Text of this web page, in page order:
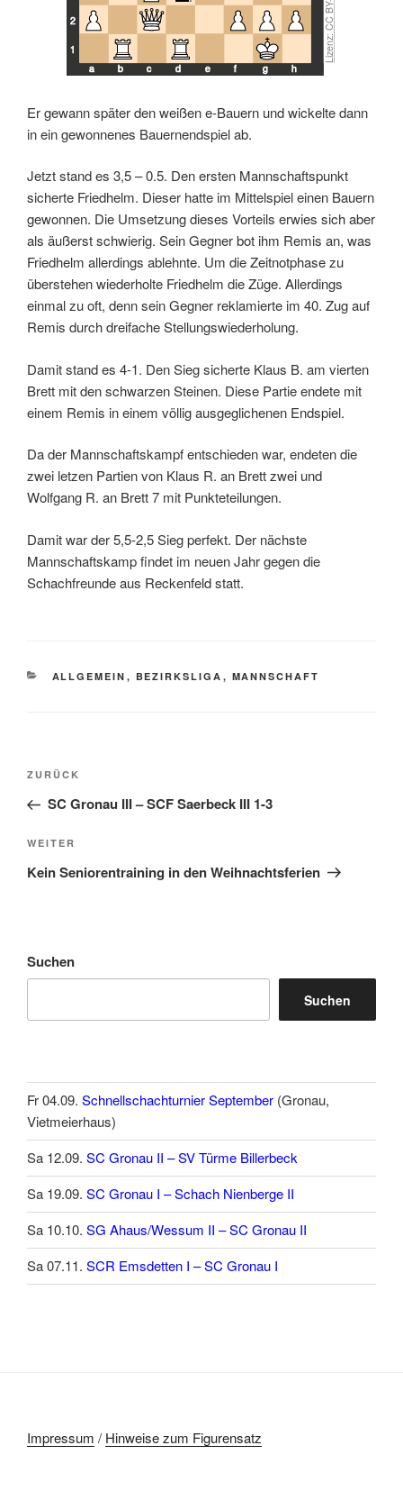
2
1
a
b c d e f g h
Er gewann später den weißen e-Bauern und wickelte dann
in ein gewonnenes Bauernendspiel ab.
Jetzt stand es 3,5 – 0.5. Den ersten Mannschaftspunkt
sicherte Friedhelm. Dieser hatte im Mittelspiel einen Bauern
gewonnen. Die Umsetzung dieses Vorteils erwies sich aber
als äußerst schwierig. Sein Gegner bot ihm Remis an, was
Friedhelm allerdings ablehnte. Um die Zeitnotphase zu
überstehen wiederholte Friedhelm die Züge. Allerdings
einmal zu oft, denn sein Gegner reklamierte im 40. Zug auf
Remis durch dreifache Stellungswiederholung.
Damit stand es 4-1. Den Sieg sicherte Klaus B. am vierten
Brett mit den schwarzen Steinen. Diese Partie endete mit
einem Remis in einem völlig ausgeglichenen Endspiel.
Da der Mannschaftskampf entschieden war, endeten die
zwei letzen Partien von Klaus R. an Brett zwei und
Wolfgang R. an Brett 7 mit Punkteteilungen.
Damit war der 5,5-2,5 Sieg perfekt. Der nächste
Mannschaftskamp findet im neuen Jahr gegen die
Schachfreunde aus Reckenfeld statt.
KATEGORIEN
ALLGEMEIN , BEZIRKSLIGA , MANNSCHAFT
Beitragsnavigation
Vorheriger
Beitrag
ZURÜCK
SC Gronau III – SCF Saerbeck III 1-3
Nächster
Beitrag
WEITER
Kein Seniorentraining in den Weihnachtsferien
Suchen
Suchen
Fr 04.09. Schnellschachturnier September (Gronau,
Vietmeierhaus)
Sa 12.09. SC Gronau II – SV Türme Billerbeck
Sa 19.09. SC Gronau I – Schach Nienberge II
Sa 10.10. SG Ahaus/Wessum II – SC Gronau II
Sa 07.11. SCR Emsdetten I – SC Gronau I
Impressum / Hinweise zum Figurensatz